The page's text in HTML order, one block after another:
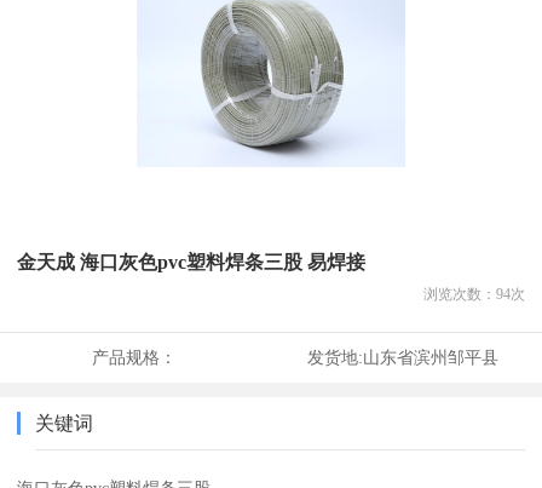
金天成 海口灰色pvc塑料焊条三股 易焊接
浏览次数： 94次
产品规格： 发货地:山东省滨州邹平县
关键词